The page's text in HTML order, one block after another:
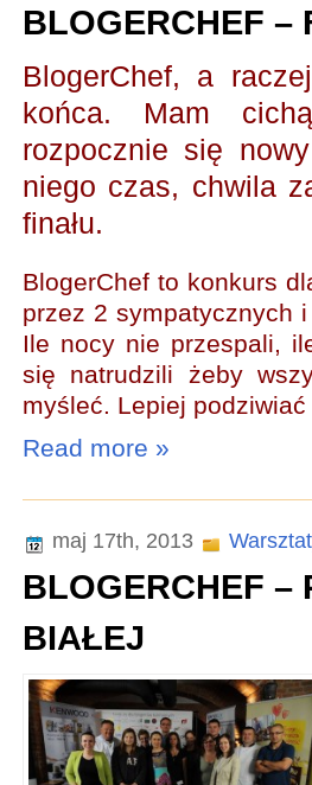
BLOGERCHEF –
BlogerChef, a
końca. Mam
rozpocznie się
niego czas, chwila
finału.
BlogerChef to konkurs
przez 2 sympatycznych
Ile nocy nie przespali,
się natrudzili żeby
myśleć. Lepiej podziwiać
Read more »
maj 17th, 2013
BLOGERCHEF –
BIAŁEJ